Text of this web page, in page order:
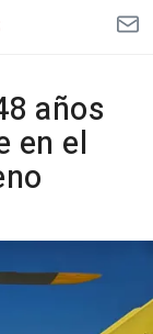
años
en el